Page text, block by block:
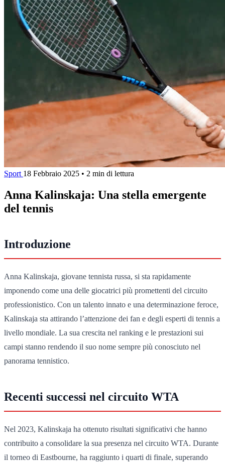
Sport 18 Febbraio 2025 • 2 min di lettura
Anna Kalinskaja: Una stella emergente
del tennis
Introduzione
Anna Kalinskaja, giovane tennista russa, si sta rapidamente
imponendo come una delle giocatrici più promettenti del circuito
professionistico. Con un talento innato e una determinazione feroce,
Kalinskaja sta attirando l’attenzione dei fan e degli esperti di tennis a
livello mondiale. La sua crescita nel ranking e le prestazioni sui
campi stanno rendendo il suo nome sempre più conosciuto nel
panorama tennistico.
Recenti successi nel circuito WTA
Nel 2023, Kalinskaja ha ottenuto risultati significativi che hanno
contribuito a consolidare la sua presenza nel circuito WTA. Durante
il torneo di Eastbourne, ha raggiunto i quarti di finale, superando